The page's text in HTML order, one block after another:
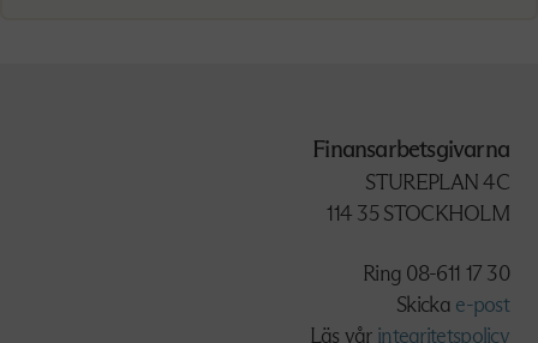
Finansarbetsgivarna
STUREPLAN 4C
114 35 STOCKHOLM
Ring 08-611 17 30
Skicka e-post
Läs vår integritetspolicy